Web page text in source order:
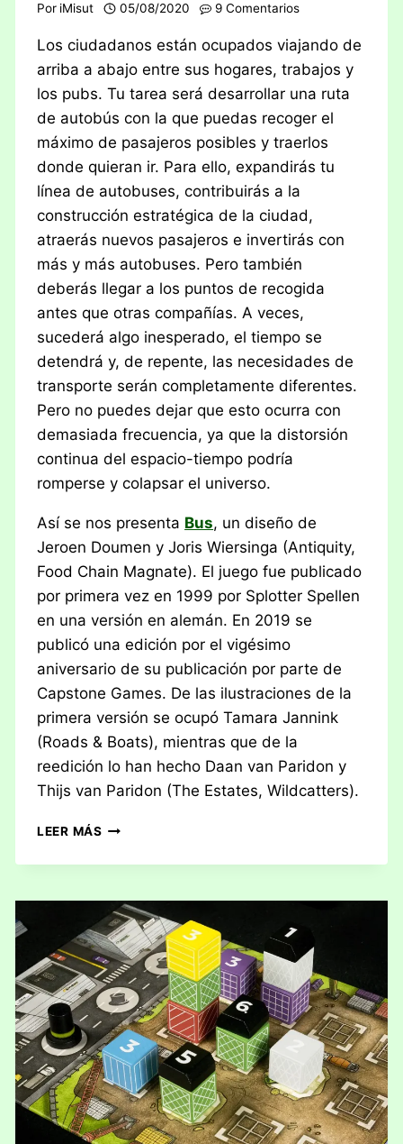
Por iMisut 05/08/2020 9 Comentarios
Los ciudadanos están ocupados viajando de
arriba a abajo entre sus hogares, trabajos y
los pubs. Tu tarea será desarrollar una ruta
de autobús con la que puedas recoger el
máximo de pasajeros posibles y traerlos
donde quieran ir. Para ello, expandirás tu
línea de autobuses, contribuirás a la
construcción estratégica de la ciudad,
atraerás nuevos pasajeros e invertirás con
más y más autobuses. Pero también
deberás llegar a los puntos de recogida
antes que otras compañías. A veces,
sucederá algo inesperado, el tiempo se
detendrá y, de repente, las necesidades de
transporte serán completamente diferentes.
Pero no puedes dejar que esto ocurra con
demasiada frecuencia, ya que la distorsión
continua del espacio-tiempo podría
romperse y colapsar el universo.
Así se nos presenta Bus, un diseño de
Jeroen Doumen y Joris Wiersinga (Antiquity,
Food Chain Magnate). El juego fue publicado
por primera vez en 1999 por Splotter Spellen
en una versión en alemán. En 2019 se
publicó una edición por el vigésimo
aniversario de su publicación por parte de
Capstone Games. De las ilustraciones de la
primera versión se ocupó Tamara Jannink
(Roads & Boats), mientras que de la
reedición lo han hecho Daan van Paridon y
Thijs van Paridon (The Estates, Wildcatters).
LEER MÁS RESEÑA: